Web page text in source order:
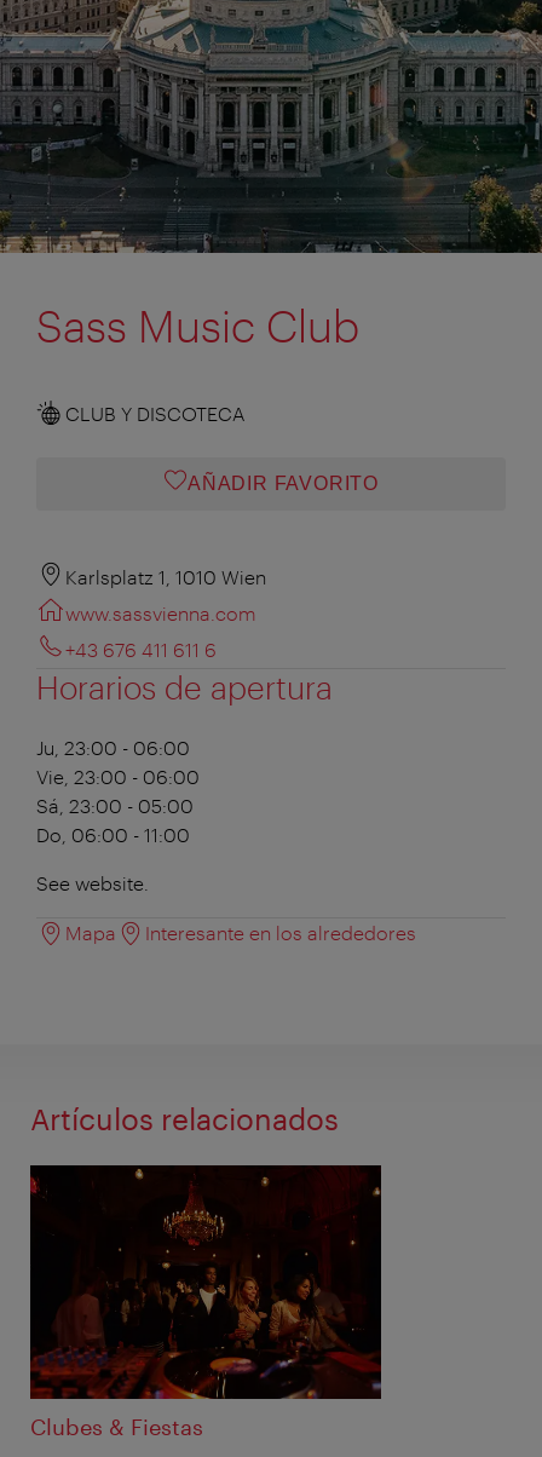
Sass Music Club
CLUB Y DISCOTECA
AÑADIR FAVORITO
Karlsplatz 1, 1010 Wien
www.sassvienna.com
+43 676 411 611 6
Horarios de apertura
Ju, 23:00 - 06:00
Vie, 23:00 - 06:00
Sá, 23:00 - 05:00
Do, 06:00 - 11:00
See website.
Mapa Interesante en los alrededores
Artículos relacionados
Clubes & Fiestas